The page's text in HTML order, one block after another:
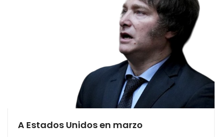
A Estados Unidos en marzo